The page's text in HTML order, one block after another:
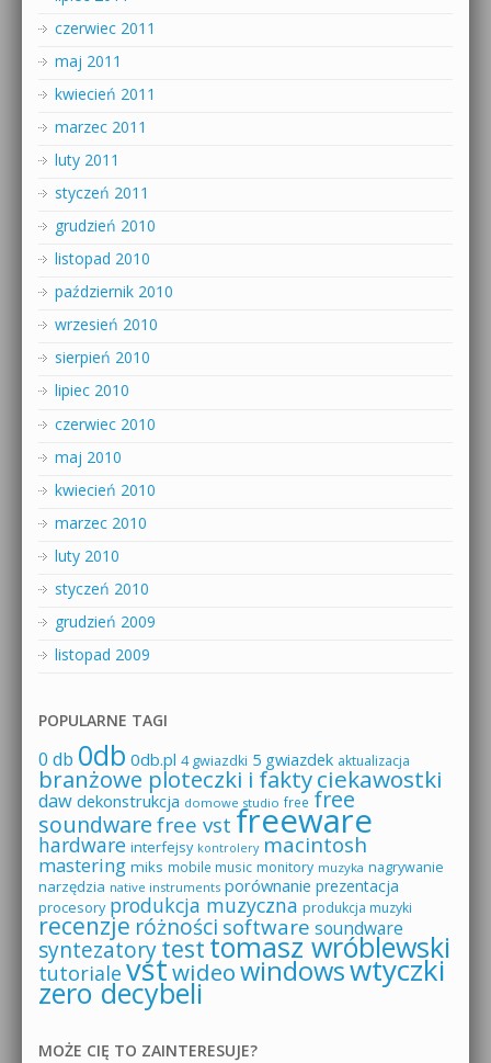
czerwiec 2011
maj 2011
kwiecień 2011
marzec 2011
luty 2011
styczeń 2011
grudzień 2010
listopad 2010
październik 2010
wrzesień 2010
sierpień 2010
lipiec 2010
czerwiec 2010
maj 2010
kwiecień 2010
marzec 2010
luty 2010
styczeń 2010
grudzień 2009
listopad 2009
POPULARNE TAGI
0 db 0db 0db.pl 4 gwiazdki 5 gwiazdek aktualizacja
branżowe ploteczki i faktyciekawostki
daw dekonstrukcja domowe studio free free
soundware free vst freeware
hardware interfejsy kontrolery macintosh
mastering miks mobile music monitory muzyka nagrywanie
narzędzia native instruments porównanie prezentacja
procesory produkcja muzyczna produkcja muzyki
recenzje różności software soundware
syntezatorytesttomasz wróblewski
tutoriale vstwideowindowswtyczki
zero decybeli
MOŻE CIĘ TO ZAINTERESUJE?